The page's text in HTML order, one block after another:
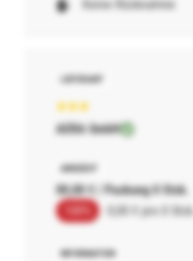
Keine Rücknahme
AERA GmbH
00,00 € / Packung 0 Stck.
0,00 € pro 0 Stck.